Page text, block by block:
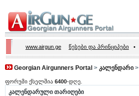
www.airgun.ge წესები და პრინციპები •
Georgian Airgunners Portal > კალენდარი>
ფორუმი ქსელშია 6400-დღე.
კალენდარული თარიღები